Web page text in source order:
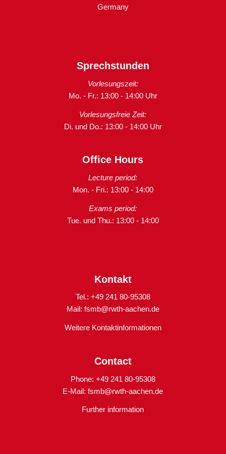
Germany
Sprechstunden
Vorlesungszeit:
Mo. - Fr.: 13:00 - 14:00 Uhr
Vorlesungsfreie Zeit:
Di. und Do.: 13:00 - 14:00 Uhr
Office Hours
Lecture period:
Mon. - Fri.: 13:00 - 14:00
Exams period:
Tue. und Thu.: 13:00 - 14:00
Kontakt
Tel.: +49 241 80-95308
Mail: fsmb@rwth-aachen.de
Weitere Kontaktinformationen
Contact
Phone: +49 241 80-95308
E-Mail:fsmb@rwth-aachen.de
Further information